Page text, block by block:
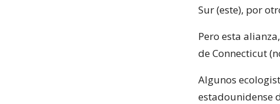
Sur (este), por
Pero esta
de Connecticut
Algunos
estadounidense